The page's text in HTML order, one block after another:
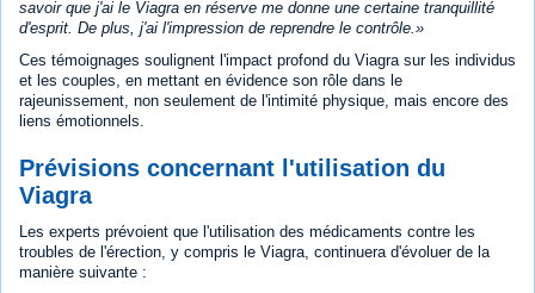
savoir que j'ai le Viagra en réserve me donne une certaine tranquillité
d'esprit. De plus, j'ai l'impression de reprendre le contrôle.
Ces témoignages soulignent l'impact profond du Viagra sur les individus
et les couples, en mettant en évidence son rôle dans le
rajeunissement, non seulement de l'intimité physique, mais encore des
liens émotionnels.
Prévisions concernant l'utilisation du
Viagra
Les experts prévoient que l'utilisation des médicaments contre les
troubles de l'érection, y compris le Viagra, continuera d'évoluer de la
manière suivante :